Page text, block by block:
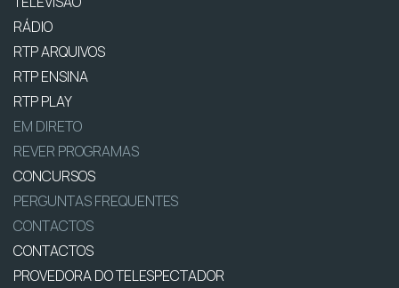
RÁDIO
RTP ARQUIVOS
RTP ENSINA
RTP PLAY
EM DIRETO
REVER PROGRAMAS
CONCURSOS
PERGUNTAS FREQUENTES
CONTACTOS
CONTACTOS
PROVEDORA DO TELESPECTADOR